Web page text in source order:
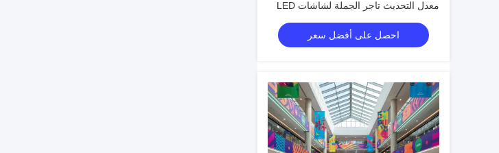
معدل التحديث تاجر الجملة لشاشات LED
الداخلية
احصل على أفضل سعر